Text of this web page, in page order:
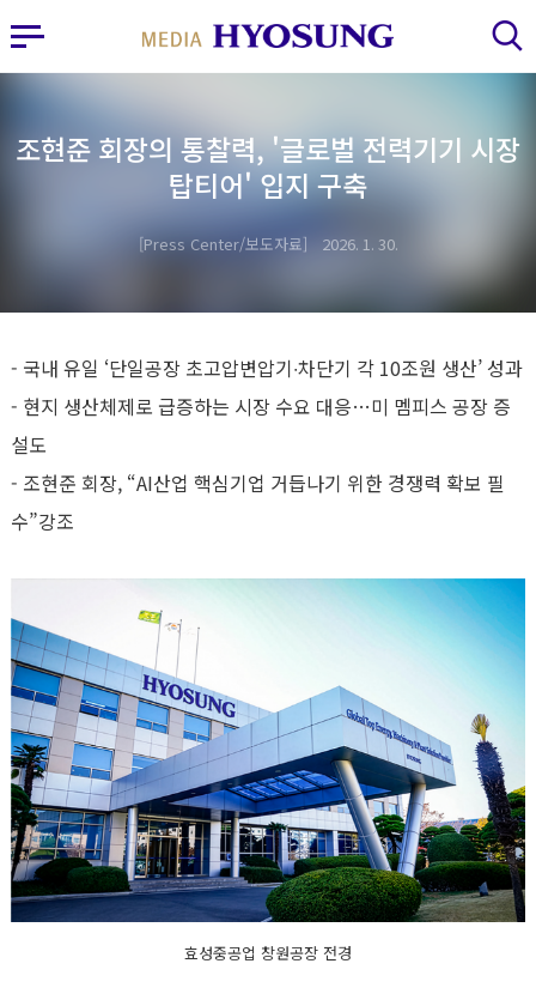
MY FRIEND HYOSUNG
사이드바 열기 검색 레이어 열기
조현준 회장의 통찰력, '글로벌 전력기기 시장
탑티어' 입지 구축
Press Center/보도자료 2026. 1. 30.
- 국내 유일 ‘단일공장 초고압변압기∙차단기 각 10조원 생산’ 성과
- 현지 생산체제로 급증하는 시장 수요 대응…미 멤피스 공장 증
설도
- 조현준 회장, “AI산업 핵심기업 거듭나기 위한 경쟁력 확보 필
수”강조
효성중공업 창원공장 전경